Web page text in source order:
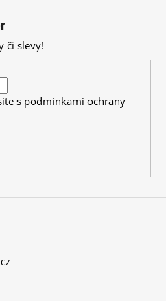
či slevy!
s podmínkami ochrany